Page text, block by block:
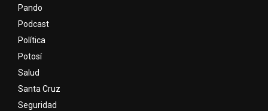
Pando
Podcast
Política
Potosí
Salud
Santa Cruz
Seguridad